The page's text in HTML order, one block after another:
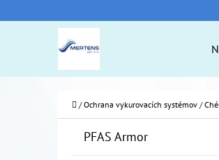
Domov
/ Ochrana vykurovacích systémov /
Preskočiť
PFAS Armor
Í
do
obchodu
do
obchodu